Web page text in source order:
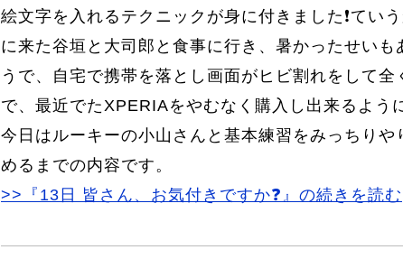
絵文字を入れるテクニックが身に付きました❗てい
に来た谷垣と大司郎と食事に行き、暑かったせいも
うで、自宅で携帯を落とし画面がヒビ割れをして
で、最近でたXPERIAをやむなく購入し出来るよう
今日はルーキーの小山さんと基本練習をみっちりや
めるまでの内容です。
>>『13日 皆さん、お気付きですか❓』の続きを読む